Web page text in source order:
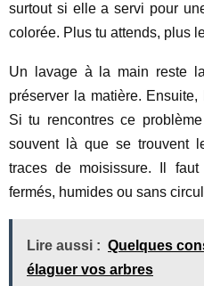
surtout si elle a servi pour
colorée. Plus tu attends, plus
Un lavage à la main reste
préserver la matière.
Si tu rencontres ce problème
souvent là que se trouvent
traces de moisissure. Il
fermés, humides ou sans
Lire aussi : Quelques
élaguer vos arbres